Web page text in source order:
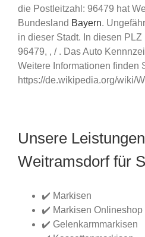
die Postleitzahl: 96479 hat
Bundesland Bayern.
in dieser Stadt. In diesen
96479, , / . Das Auto
Weitere Informationen finden
https://de.wikipedia.org/wiki/
Unsere
Weitramsdorf für
✔️ Markisen
✔️ Markisen Onlineshop
✔️ Gelenkarmmarkisen